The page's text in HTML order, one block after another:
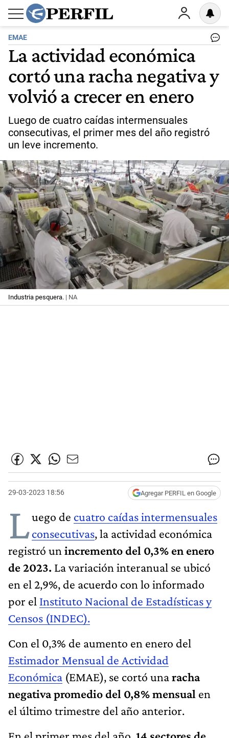
EMAE
La actividad económica
cortó una racha negativa y
volvió a crecer en enero
Luego de cuatro caídas intermensuales
consecutivas, el primer mes del año registró
un leve incremento.
Industria pesquera. | NA
29-03-2023 18:56 Agregar PERFIL en Google
Luego de cuatro caídas intermensuales
consecutivas, la actividad económica
registró un incremento del 0,3% en enero
de 2023. La variación interanual se ubicó
en el 2,9%, de acuerdo con lo informado
por el Instituto Nacional de Estadísticas y
Censos (INDEC).
Con el 0,3% de aumento en enero del
Estimador Mensual de Actividad
Económica (EMAE), se cortó unaracha
negativa promedio del 0,8% mensual en
el último trimestre del año anterior.